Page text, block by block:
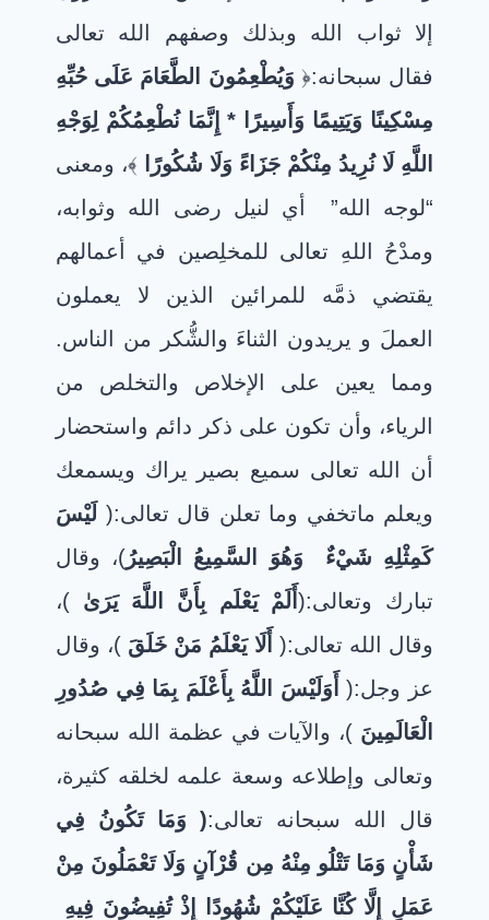
إلا ثواب الله وبذلك وصفهم الله تعالى
فقال سبحانه:﴿ وَيُطْعِمُونَ الطَّعَامَ عَلَى حُبِّهِ
مِسْكِينًا وَيَتِيمًا وَأَسِيرًا * إِنَّمَا نُطْعِمُكُمْ لِوَجْهِ
اللَّهِ لَا نُرِيدُ مِنْكُمْ جَزَاءً وَلَا شُكُورًا
﴾، ومعنى
“لوجه الله”
أي لنيل رضى الله وثوابه،
ومدْحُ اللهِ تعالى للمخلِصين في أعمالهم
يقتضي ذمَّه للمرائين الذين لا يعملون
العملَ و يريدون الثناءَ والشُّكر من الناس.
ومما يعين على الإخلاص والتخلص من
الرياء، وأن تكون على ذكر دائم واستحضار
أن الله تعالى سميع بصير يراك ويسمعك
ويعلم ماتخفي وما تعلن قال تعالى:( لَيْسَ
كَمِثْلِهِ شَيْءٌ
وَهُوَ السَّمِيعُ الْبَصِيرُ)، وقال
تبارك وتعالى:(أَلَمْ يَعْلَم بِأَنَّ اللَّهَ يَرَىٰ )،
وقال الله تعالى:( أَلَا يَعْلَمُ مَنْ خَلَقَ )، وقال
عز وجل:( أَوَلَيْسَ اللَّهُ بِأَعْلَمَ بِمَا فِي صُدُورِ
الْعَالَمِينَ )، والآيات في عظمة الله سبحانه
وتعالى وإطلاعه وسعة علمه لخلقه كثيرة،
قال الله سبحانه تعالى:( وَمَا تَكُونُ فِي
شَأْنٍ وَمَا تَتْلُو مِنْهُ مِن قُرْآنٍ وَلَا تَعْمَلُونَ مِنْ
عَمَلٍ إِلَّا كُنَّا عَلَيْكُمْ شُهُودًا إِذْ تُفِيضُونَ فِيهِ